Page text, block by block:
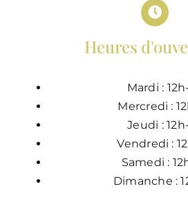
Heures
Mardi :
Mercredi :
Jeudi :
Vendredi :
Samedi :
Dimanche :